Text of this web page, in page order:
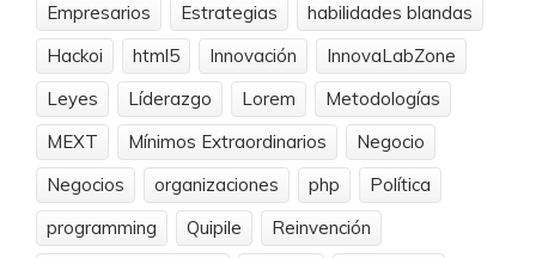
Empresarios
Estrategias
habilidades blandas
Hackoi
html5 Innovación
InnovaLabZone
Leyes
Líderazgo Lorem
Metodologías
MEXT
Mínimos Extraordinarios
Negocio
Negocios
organizaciones php
Política
programming
Quipile
Reinvención